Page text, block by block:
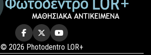
© 2026 Photodentro LOR+